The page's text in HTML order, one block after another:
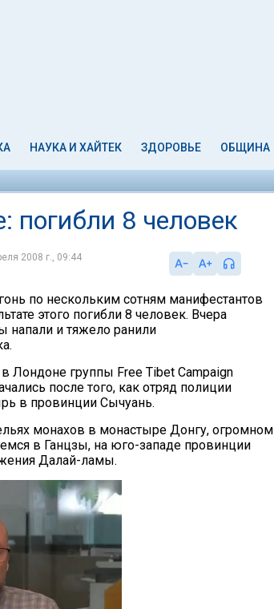
НАУКА И ХАЙТЕК ЗДОРОВЬЕ ОБЩИНА
погибли 8 человек
2008 г., 09:44
по нескольким сотням манифестантов
этого погибли 8 человек. Вчера
напали и тяжело ранили
Лондоне группы Free Tibet Campaign
после того, как отряд полиции
в провинции Сычуань.
монахов в монастыре Донгу, огромном
в Ганцзы, на юго-западе провинции
Далай-ламы.